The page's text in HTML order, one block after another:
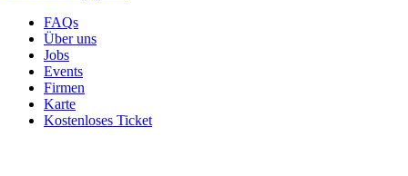
FAQs
Über uns
Jobs
Events
Firmen
Karte
Kostenloses Ticket